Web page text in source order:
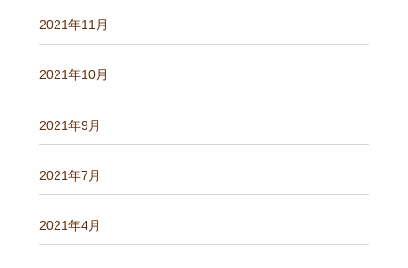
2021年11月
2021年10月
2021年9月
2021年7月
2021年4月